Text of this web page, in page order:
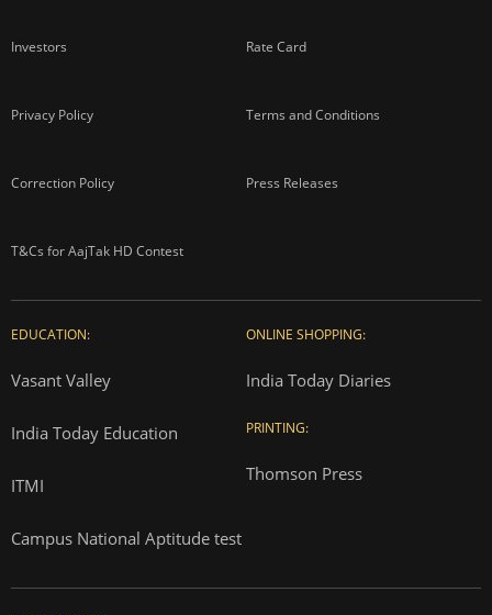
Investors Rate Card
Privacy Policy Terms and Conditions
Correction Policy Press Releases
T&Cs for AajTak HD Contest
EDUCATION:
Vasant Valley
India Today Education
ITMI
Campus National Aptitude test
ONLINE SHOPPING:
India Today Diaries
PRINTING:
Thomson Press